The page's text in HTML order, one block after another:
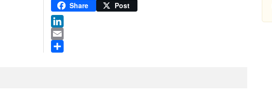
Pinterest
Share Post
LinkedIn
Email